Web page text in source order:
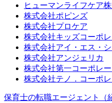
ヒューマンライフケア
株式会社ポピンズ
株式会社プロケア
株式会社キッズコーポ
株式会社アイ・エス・
株式会社アンジェリカ
株式会社第一コーポレ
株式会社テノ．コーポ
保育士の転職エージェント（